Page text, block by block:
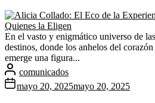
En el vasto y enigmático universo de
destinos, donde los anhelos del
emerge una figura...
comunicados
mayo 20, 2025mayo 20, 2025